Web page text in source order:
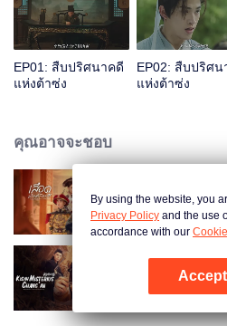
EP01: สืบปริศนาคดี
แห่งต้าซ่ง
EP02: สืบปริศน
แห่งต้าซ่ง
คุณอาจจะชอบ
เลือดบัลลังก์พิ
แฟ้มคดีลับฉาง
By using the website, you
Privacy Policy and the use
accordance with our
Accept